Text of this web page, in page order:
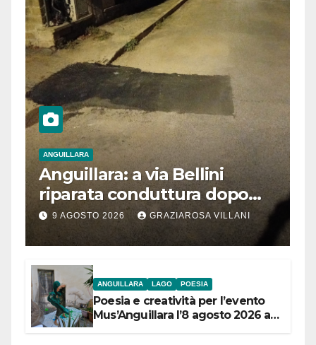
ANGUILLARA
Anguillara: a via Bellini
riparata conduttura dopo
segnalazione IdD
9 AGOSTO 2026 GRAZIAROSA VILLANI
ANGUILLARA LAGO POESIA
Poesia e creatività per l’evento
Mus’Anguillara l’8 agosto 2026 al